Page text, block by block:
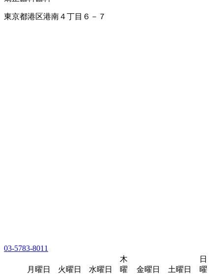
東京都港区港南４丁目６－７
03-5783-8011
月曜日 火曜日 水曜日
木
曜
金曜日 土曜日
日
曜